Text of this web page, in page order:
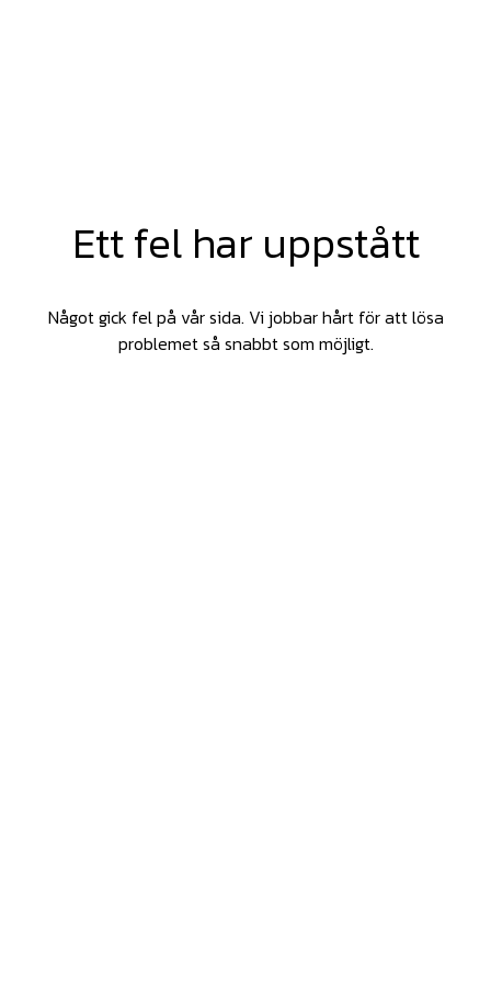
Ett fel har uppstått
Något gick fel på vår sida. Vi jobbar hårt för att lösa
problemet så snabbt som möjligt.